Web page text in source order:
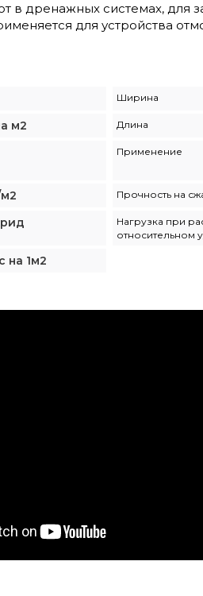
в дренажных системах, для
для устройства
Ширина
м2 Длина
Применение
Прочность на
Нагрузка при
относительном
на 1м2